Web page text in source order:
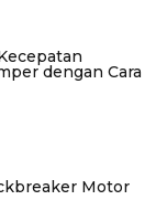
dengan Cara
Motor